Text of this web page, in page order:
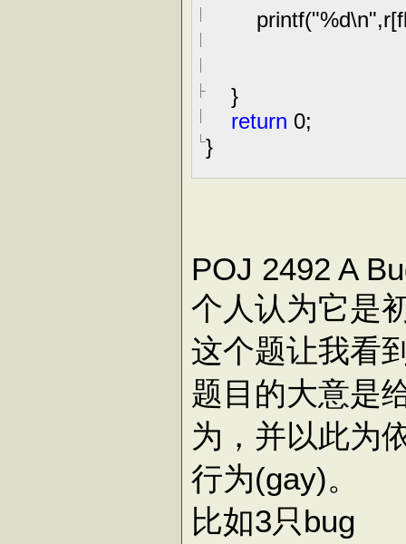
printf("%d\n"
}
return 0;
}
POJ 2492 A
个人认为它是
这个题让我看
题目的大意是
为，并以此为
行为(gay)。
比如3只bug